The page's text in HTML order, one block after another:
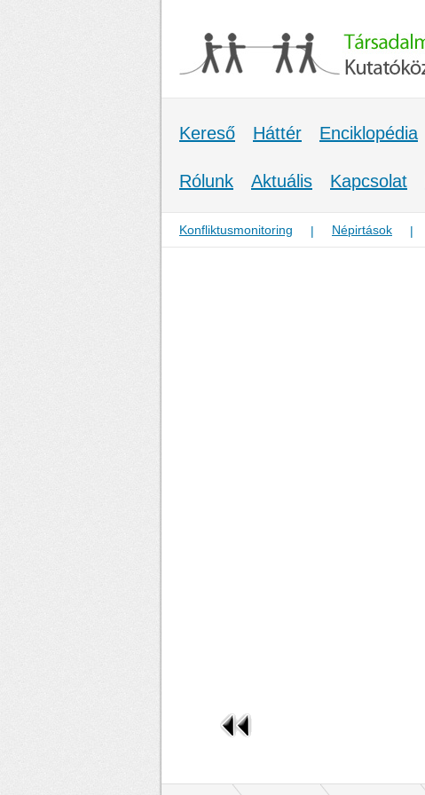
Kereső Háttér Enciklopédia
Rólunk Aktuális Kapcsolat
Konfliktusmonitoring | Népirtások |